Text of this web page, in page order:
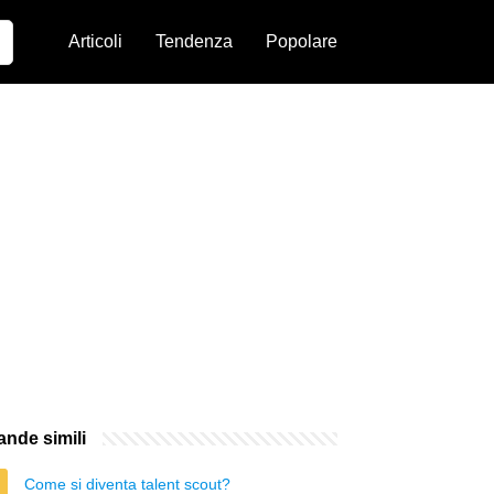
Articoli Tendenza Popolare
simili
Come si diventa talent scout?